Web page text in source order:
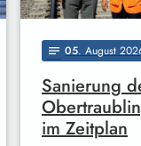
notes 05. August
Sanierung
im Zeitplan